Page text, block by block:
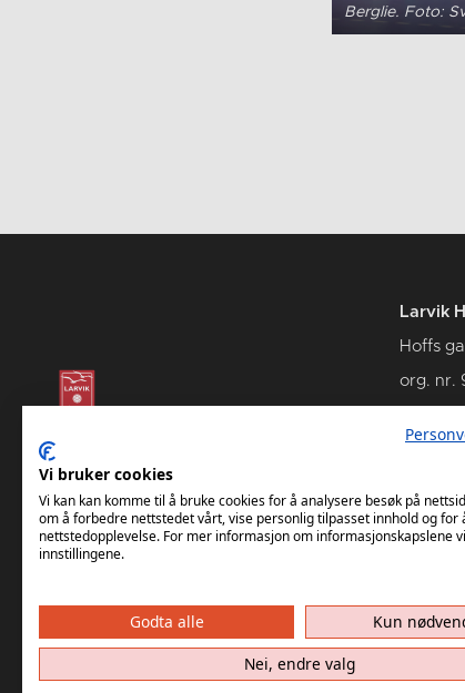
Berglie. Foto:
Larvik
Hoffs
org. nr.
Vi bruker cookies
Vi kan kan komme til å bruke cookies for å analysere besøk på
om å forbedre nettstedet vårt, vise personlig tilpasset innhold og for
nettstedopplevelse. For mer informasjon om informasjonskapslene
innstillingene.
Godta alle
Kun
Nei, endre valg